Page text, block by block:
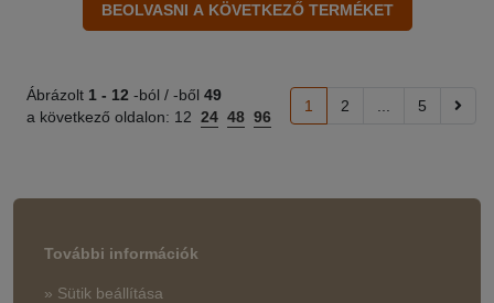
Ábrázolt 1 - 12 -ból / -ből 49
a következő oldalon: 12 24 48 96
1 2 5
További információk
» Sütik beállítása